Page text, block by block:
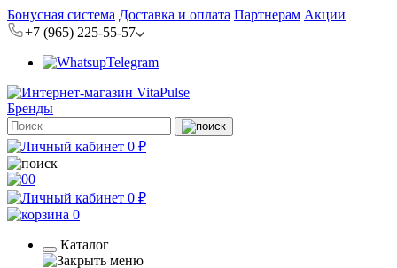
Бонусная система Доставка и оплата Партнерам Акции
+7 (965) 225-55-57
Telegram
Бренды
0 ₽
0
0 ₽
0
Каталог